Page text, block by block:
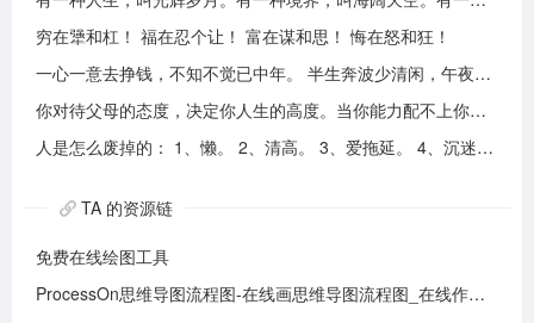
穷在犟和杠！ 福在忍个让！ 富在谋和思！ 悔在怒和狂！
一心一意去挣钱，不知不觉已中年。 半生奔波少清闲，午夜孤枕难入眠。 青山不老我不闲，一生忙碌为油盐。 风风雨雨几十载，转眼黄土埋胸前。 我笑青山颜不变，青山笑我已暮年。 如牛到老不得闲，得闲已与山共眠。 半生风雨半生寒，一杯浊酒敬流年。 回首过往半生路，七分酸楚三分甜。 岁月赠我两鬓霜，红尘赐我一身伤。 尝遍人间千般苦，颜衰依旧笑夕阳。
你对待父母的态度，决定你人生的高度。当你能力配不上你的欲望的时候，要学会控制欲望，并对自己的能力有认知、对自己的消费有规划、对自己的欲望有克制。
人是怎么废掉的： 1、懒。 2、清高。 3、爱拖延。 4、沉迷美色。 5、没有自控力。 6、不思考不学习。 7、安慰式自我欺骗。 8、胆小如鼠不敢打拼。 9、不懂示弱找别人帮助。 10、满脑子都是鸡毛蒜皮，忽略重大事情的选择。
TA 的资源链
免费在线绘图工具
ProcessOn思维导图流程图-在线画思维导图流程图_在线作图实时协作